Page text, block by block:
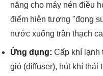
năng cho máy nén điều
điểm hiện tượng "đọng
nước xuống trần thạch
Ứng dụng: Cấp khí lạnh
gió (diffuser), hút khí thải